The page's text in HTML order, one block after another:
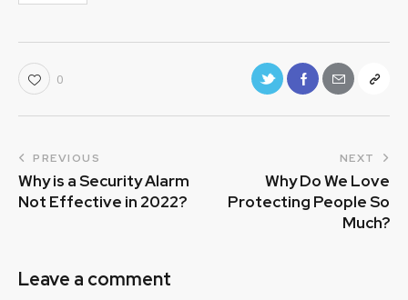
0
PREVIOUS
Why is a Security Alarm
Not Effective in 2022?
NEXT
Why Do We Love
Protecting People So
Much?
Leave a comment